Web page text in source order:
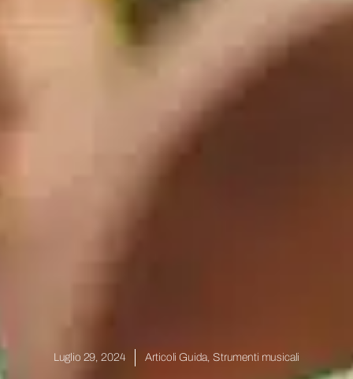
Luglio 29, 2024 Articoli Guida Strumenti musicali